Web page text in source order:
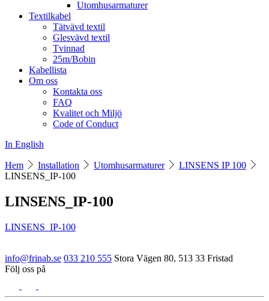
Utomhusarmaturer
Textilkabel
Tätvävd textil
Glesvävd textil
Tvinnad
25m/Bobin
Kabellista
Om oss
Kontakta oss
FAQ
Kvalitet och Miljö
Code of Conduct
In English
Hem Installation Utomhusarmaturer
LINSENS IP 100
LINSENS_IP-100
LINSENS_IP-100
LINSENS_IP-100
info@frinab.se 033 210 555 Stora Vägen 80, 513 33 Fristad
Följ oss på